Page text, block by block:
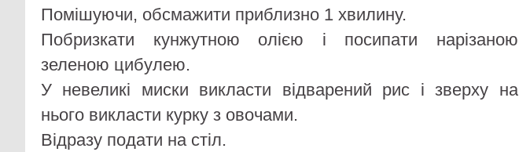
Помішуючи, обсмажити приблизно 1 хвилину.
Побризкати кунжутною олією і посипати нарізаною
зеленою цибулею.
У невеликі миски викласти відварений рис і зверху на
нього викласти курку з овочами.
Відразу подати на стіл.